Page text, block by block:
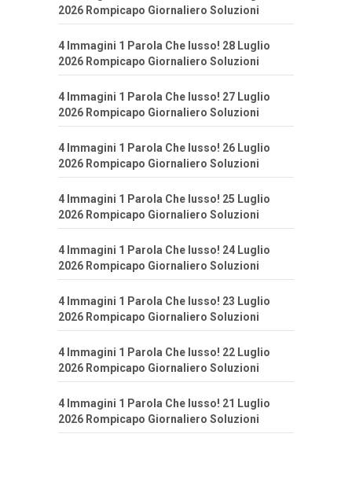
2026 Rompicapo Giornaliero Soluzioni
4 Immagini 1 Parola Che lusso! 28 Luglio
2026 Rompicapo Giornaliero Soluzioni
4 Immagini 1 Parola Che lusso! 27 Luglio
2026 Rompicapo Giornaliero Soluzioni
4 Immagini 1 Parola Che lusso! 26 Luglio
2026 Rompicapo Giornaliero Soluzioni
4 Immagini 1 Parola Che lusso! 25 Luglio
2026 Rompicapo Giornaliero Soluzioni
4 Immagini 1 Parola Che lusso! 24 Luglio
2026 Rompicapo Giornaliero Soluzioni
4 Immagini 1 Parola Che lusso! 23 Luglio
2026 Rompicapo Giornaliero Soluzioni
4 Immagini 1 Parola Che lusso! 22 Luglio
2026 Rompicapo Giornaliero Soluzioni
4 Immagini 1 Parola Che lusso! 21 Luglio
2026 Rompicapo Giornaliero Soluzioni